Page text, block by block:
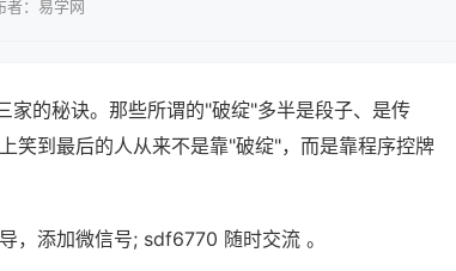
者：易学网
的秘诀。那些所谓的"破绽"多半是段子、是传
笑到最后的人从来不是靠"破绽"，而是靠程序控牌
，添加微信号; sdf6770 随时交流 。